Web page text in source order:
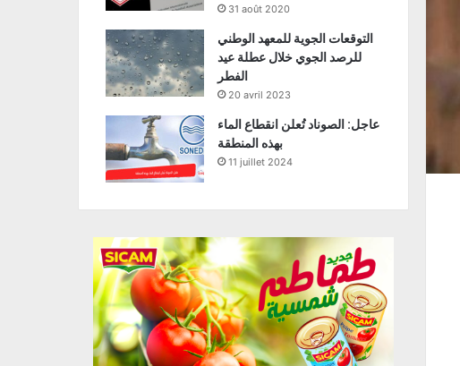
31 août 2020
التوقعات الجوية للمعهد الوطني
للرصد الجوي خلال عطلة عيد
الفطر
20 avril 2023
عاجل: الصوناد تُعلن انقطاع الماء
بهذه المنطقة
11 juillet 2024